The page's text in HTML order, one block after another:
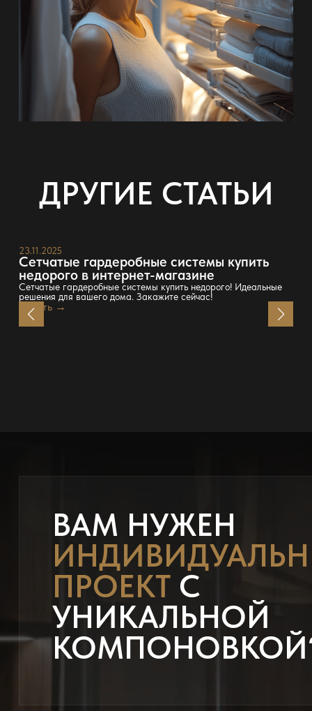
ДРУГИЕ СТАТЬИ
23.11.2025
Сетчатые гардеробные системы купить
недорого в интернет-магазине
Сетчатые гардеробные системы купить недорого! Идеальные
решения для вашего дома. Закажите сейчас!
Читать →
ВАМ НУЖЕН
ПРОЕКТС
УНИКАЛЬНОЙ